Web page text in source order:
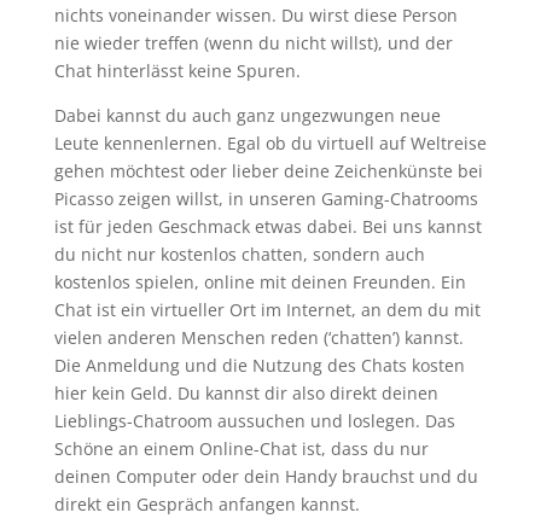
nichts voneinander wissen. Du wirst diese Person
nie wieder treffen (wenn du nicht willst), und der
Chat hinterlässt keine Spuren.
Dabei kannst du auch ganz ungezwungen neue
Leute kennenlernen. Egal ob du virtuell auf Weltreise
gehen möchtest oder lieber deine Zeichenkünste bei
Picasso zeigen willst, in unseren Gaming-Chatrooms
ist für jeden Geschmack etwas dabei. Bei uns kannst
du nicht nur kostenlos chatten, sondern auch
kostenlos spielen, online mit deinen Freunden. Ein
Chat ist ein virtueller Ort im Internet, an dem du mit
vielen anderen Menschen reden (‘chatten’) kannst.
Die Anmeldung und die Nutzung des Chats kosten
hier kein Geld. Du kannst dir also direkt deinen
Lieblings-Chatroom aussuchen und loslegen. Das
Schöne an einem Online-Chat ist, dass du nur
deinen Computer oder dein Handy brauchst und du
direkt ein Gespräch anfangen kannst.